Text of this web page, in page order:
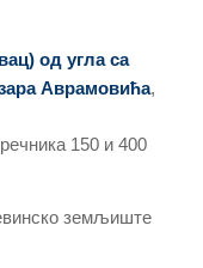
од угла са
Аврамовића,
150 и 400
земљиште